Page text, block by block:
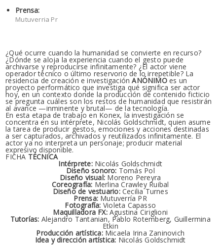
Prensa:
Mutuverria Pr
¿Qué ocurre cuando la humanidad se convierte en recurso?
¿Dónde se aloja la experiencia cuando el gesto puede
archivarse y reproducirse infinitamente? ¿El actor viene
operador técnico o último reservorio de lo irrepetible? La
residencia de creación e investigaciónANÓNIMOes un
proyecto performático que investiga qué significa ser actor
hoy, en un contexto donde la producción de contenido ficticio
se pregunta cuáles son los restos de humanidad que resistirán
al avance —inminente y brutal— de la tecnología.
En esta etapa de trabajo en Konex, la investigación se
concentra en su intérprete, Nicolás Goldschmidt, quien asume
la tarea de producir gestos, emociones y acciones destinadas
a ser capturados, archivados y reutilizados infinitamente. El
actor ya no interpreta un personaje; producir material
expresivo disponible.
FICHA TÉCNICA
Intérprete:Nicolás Goldschmidt
Diseño sonoro: Tomás Pol
Diseño visual: Moreno Pereyra
Coreografía: Merlina Crawley Ruibal
Diseño de vestuario:Cecilia Turnes
Prensa:Mutuverría PR
Fotografía: Violeta Capasso
Maquilladora FX:Agustina Ciriglioni
Tutorías: Alejandro Tantanian, Pablo Rotemberg, Guillermina
Etkin
Producción artística:Micaela Irina Zaninovich
Idea y dirección artística: Nicolás Goldschmidt